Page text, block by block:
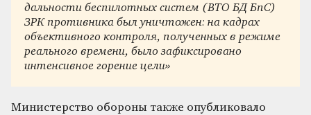
дальности беспилотных систем (ВТО БД БпС)
ЗРК противника был уничтожен: на кадрах
объективного контроля, полученных в режиме
реального времени, было зафиксировано
интенсивное горение цели»
Министерство обороны также опубликовало